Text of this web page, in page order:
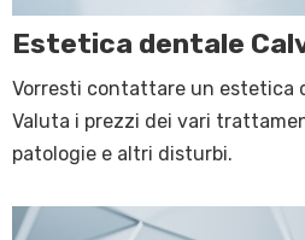
Estetica dentale
Vorresti contattare un estetica
Valuta i prezzi dei vari
patologie e altri disturbi.